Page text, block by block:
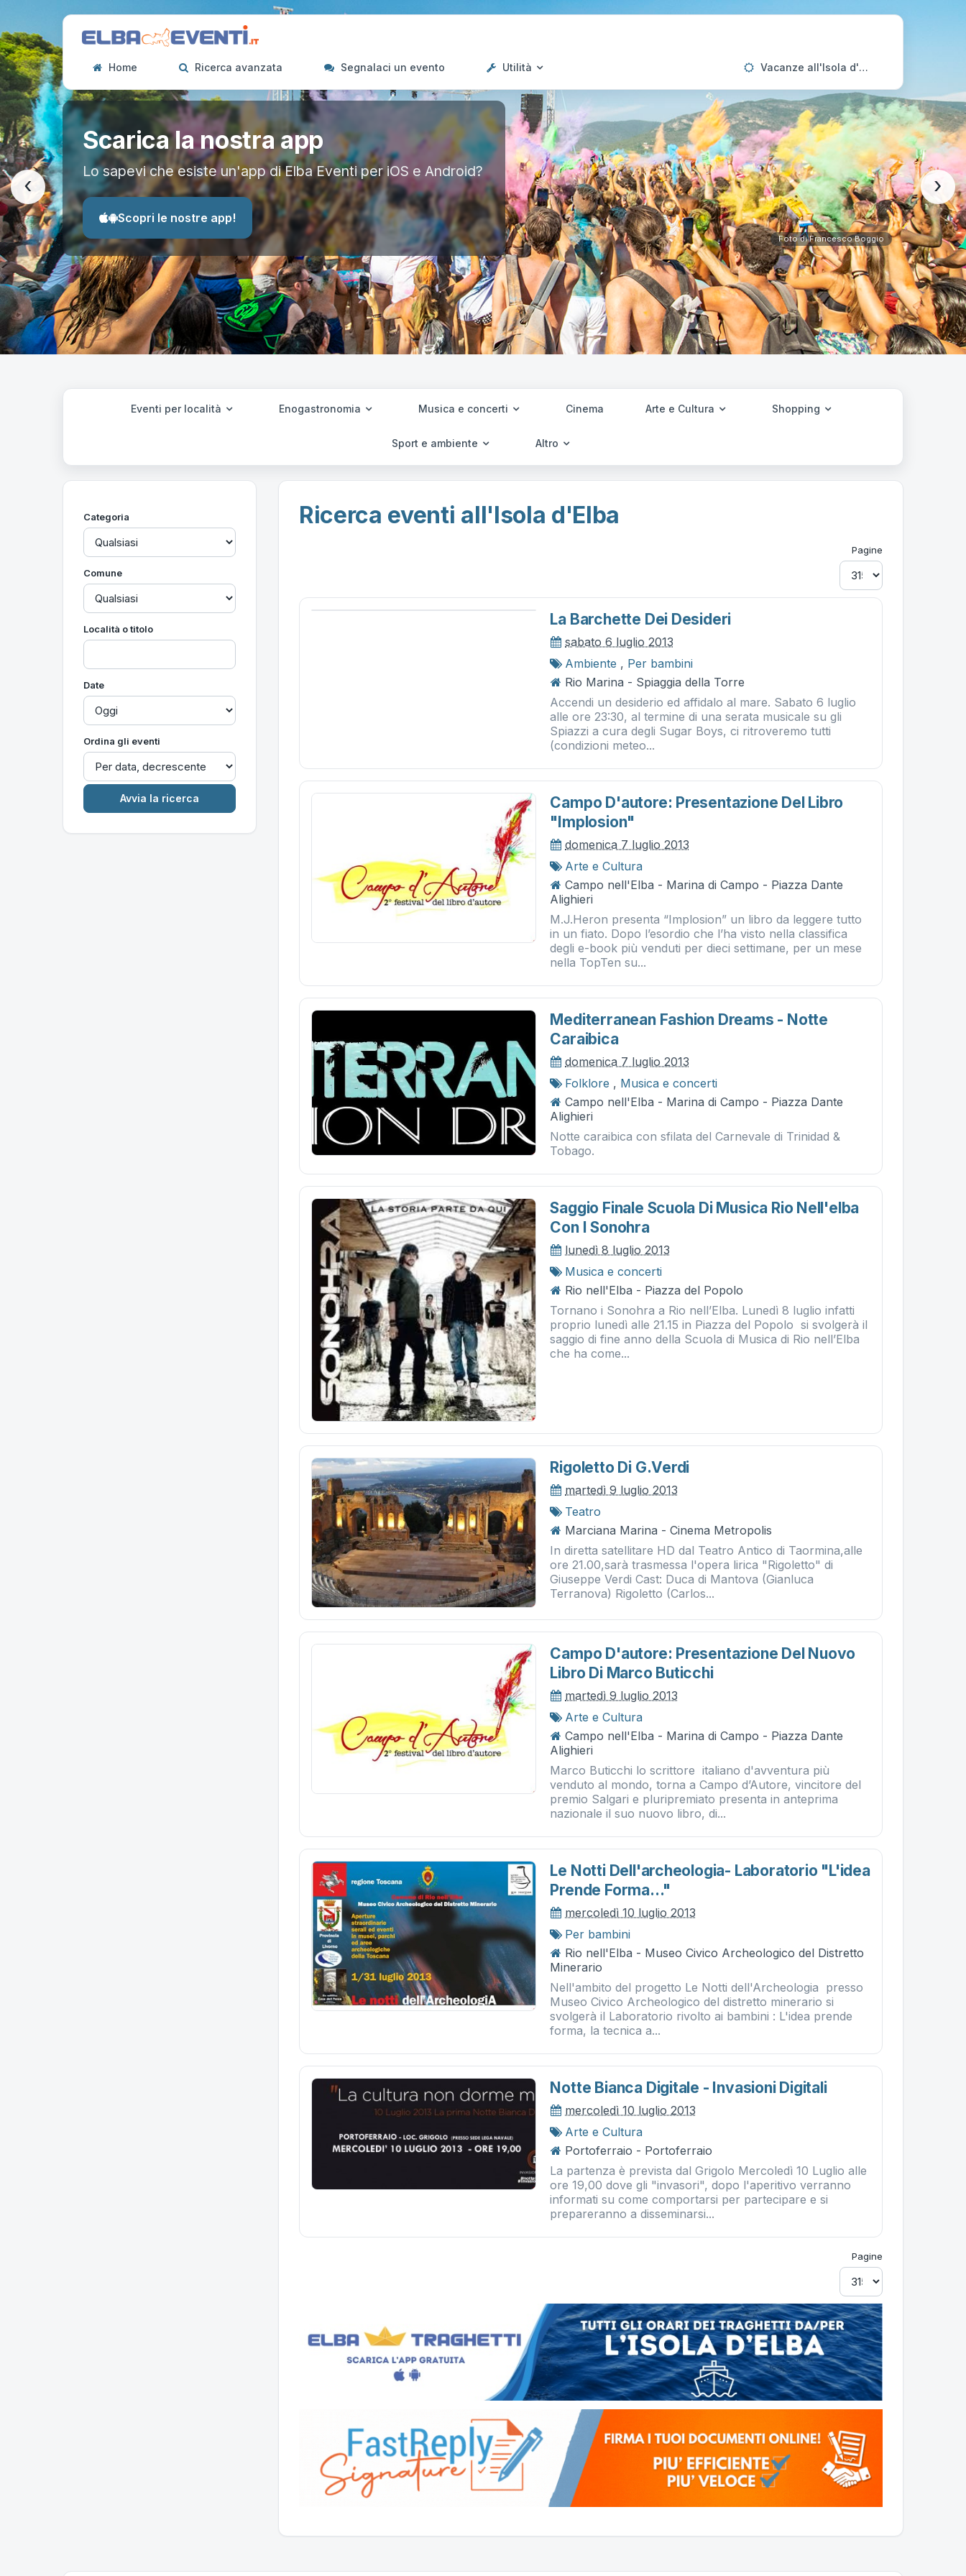
Home Ricerca avanzata Segnalaci un evento Utilità Vacanze all'Isola d'Elba
Scarica la nostra app
Lo sapevi che esiste un'app di Elba Eventi per iOS e Android?
Scopri le nostre app!
Foto di Francesco Boggio
‹ ›
Eventi per località Enogastronomia Musica e concerti Cinema Arte e Cultura Shopping
Sport e ambiente Altro
Categoria
Comune
Località o titolo
Date
Ordina gli eventi
Ricerca eventi all'Isola d'Elba
Pagine
La Barchette Dei Desideri
sabato 6 luglio 2013
Ambiente , Per bambini
Rio Marina - Spiaggia della Torre
Accendi un desiderio ed affidalo al mare. Sabato 6 luglio
alle ore 23:30, al termine di una serata musicale su gli
Spiazzi a cura degli Sugar Boys, ci ritroveremo tutti
(condizioni meteo...
Campo D'autore: Presentazione Del Libro
"implosion"
domenica 7 luglio 2013
Arte e Cultura
Campo nell'Elba - Marina di Campo - Piazza Dante
Alighieri
M.J.Heron presenta “Implosion” un libro da leggere tutto
in un fiato. Dopo l’esordio che l’ha visto nella classifica
degli e-book più venduti per dieci settimane, per un mese
nella TopTen su...
Mediterranean Fashion Dreams - Notte
Caraibica
domenica 7 luglio 2013
Folklore , Musica e concerti
Campo nell'Elba - Marina di Campo - Piazza Dante
Alighieri
Notte caraibica con sfilata del Carnevale di Trinidad &
Tobago.
Saggio Finale Scuola Di Musica Rio Nell'elba
Con I Sonohra
lunedì 8 luglio 2013
Musica e concerti
Rio nell'Elba - Piazza del Popolo
Tornano i Sonohra a Rio nell’Elba. Lunedì 8 luglio infatti
proprio lunedì alle 21.15 in Piazza del Popolo si svolgerà il
saggio di fine anno della Scuola di Musica di Rio nell’Elba
che ha come...
Rigoletto Di G.verdi
martedì 9 luglio 2013
Teatro
Marciana Marina - Cinema Metropolis
In diretta satellitare HD dal Teatro Antico di Taormina,alle
ore 21.00,sarà trasmessa l'opera lirica "Rigoletto" di
Giuseppe Verdi Cast: Duca di Mantova (Gianluca
Terranova) Rigoletto (Carlos...
Campo D'autore: Presentazione Del Nuovo
Libro Di Marco Buticchi
martedì 9 luglio 2013
Arte e Cultura
Campo nell'Elba - Marina di Campo - Piazza Dante
Alighieri
Marco Buticchi lo scrittore italiano d'avventura più
venduto al mondo, torna a Campo d’Autore, vincitore del
premio Salgari e pluripremiato presenta in anteprima
nazionale il suo nuovo libro, di...
Le Notti Dell'archeologia- Laboratorio "l'idea
Prende Forma..."
mercoledì 10 luglio 2013
Per bambini
Rio nell'Elba - Museo Civico Archeologico del Distretto
Minerario
Nell'ambito del progetto Le Notti dell'Archeologia presso
Museo Civico Archeologico del distretto minerario si
svolgerà il Laboratorio rivolto ai bambini : L'idea prende
forma, la tecnica a...
Notte Bianca Digitale - Invasioni Digitali
mercoledì 10 luglio 2013
Arte e Cultura
Portoferraio - Portoferraio
La partenza è prevista dal Grigolo Mercoledì 10 Luglio alle
ore 19,00 dove gli "invasori", dopo l'aperitivo verranno
informati su come comportarsi per partecipare e si
prepareranno a disseminarsi...
Pagine